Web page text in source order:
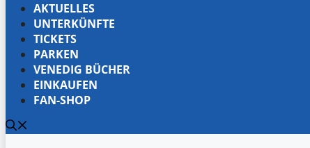
AKTUELLES
UNTERKÜNFTE
TICKETS
PARKEN
VENEDIG BÜCHER
EINKAUFEN
FAN-SHOP